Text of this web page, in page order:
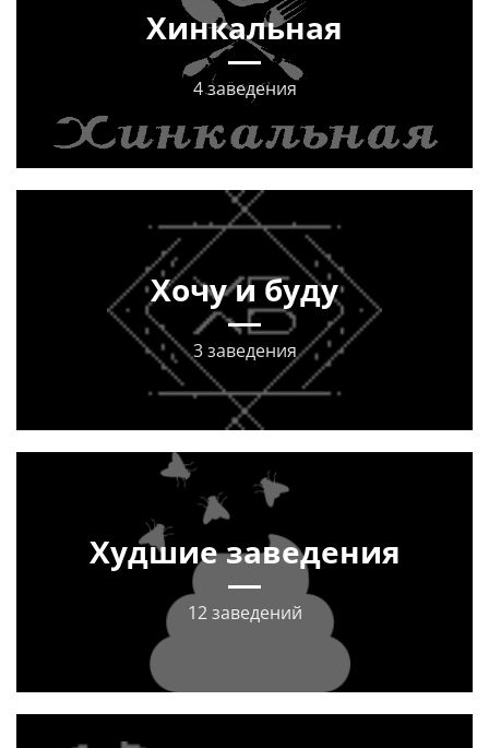
Хинкальная
4 заведения
Хочу и буду
3 заведения
Худшие заведения
12 заведений